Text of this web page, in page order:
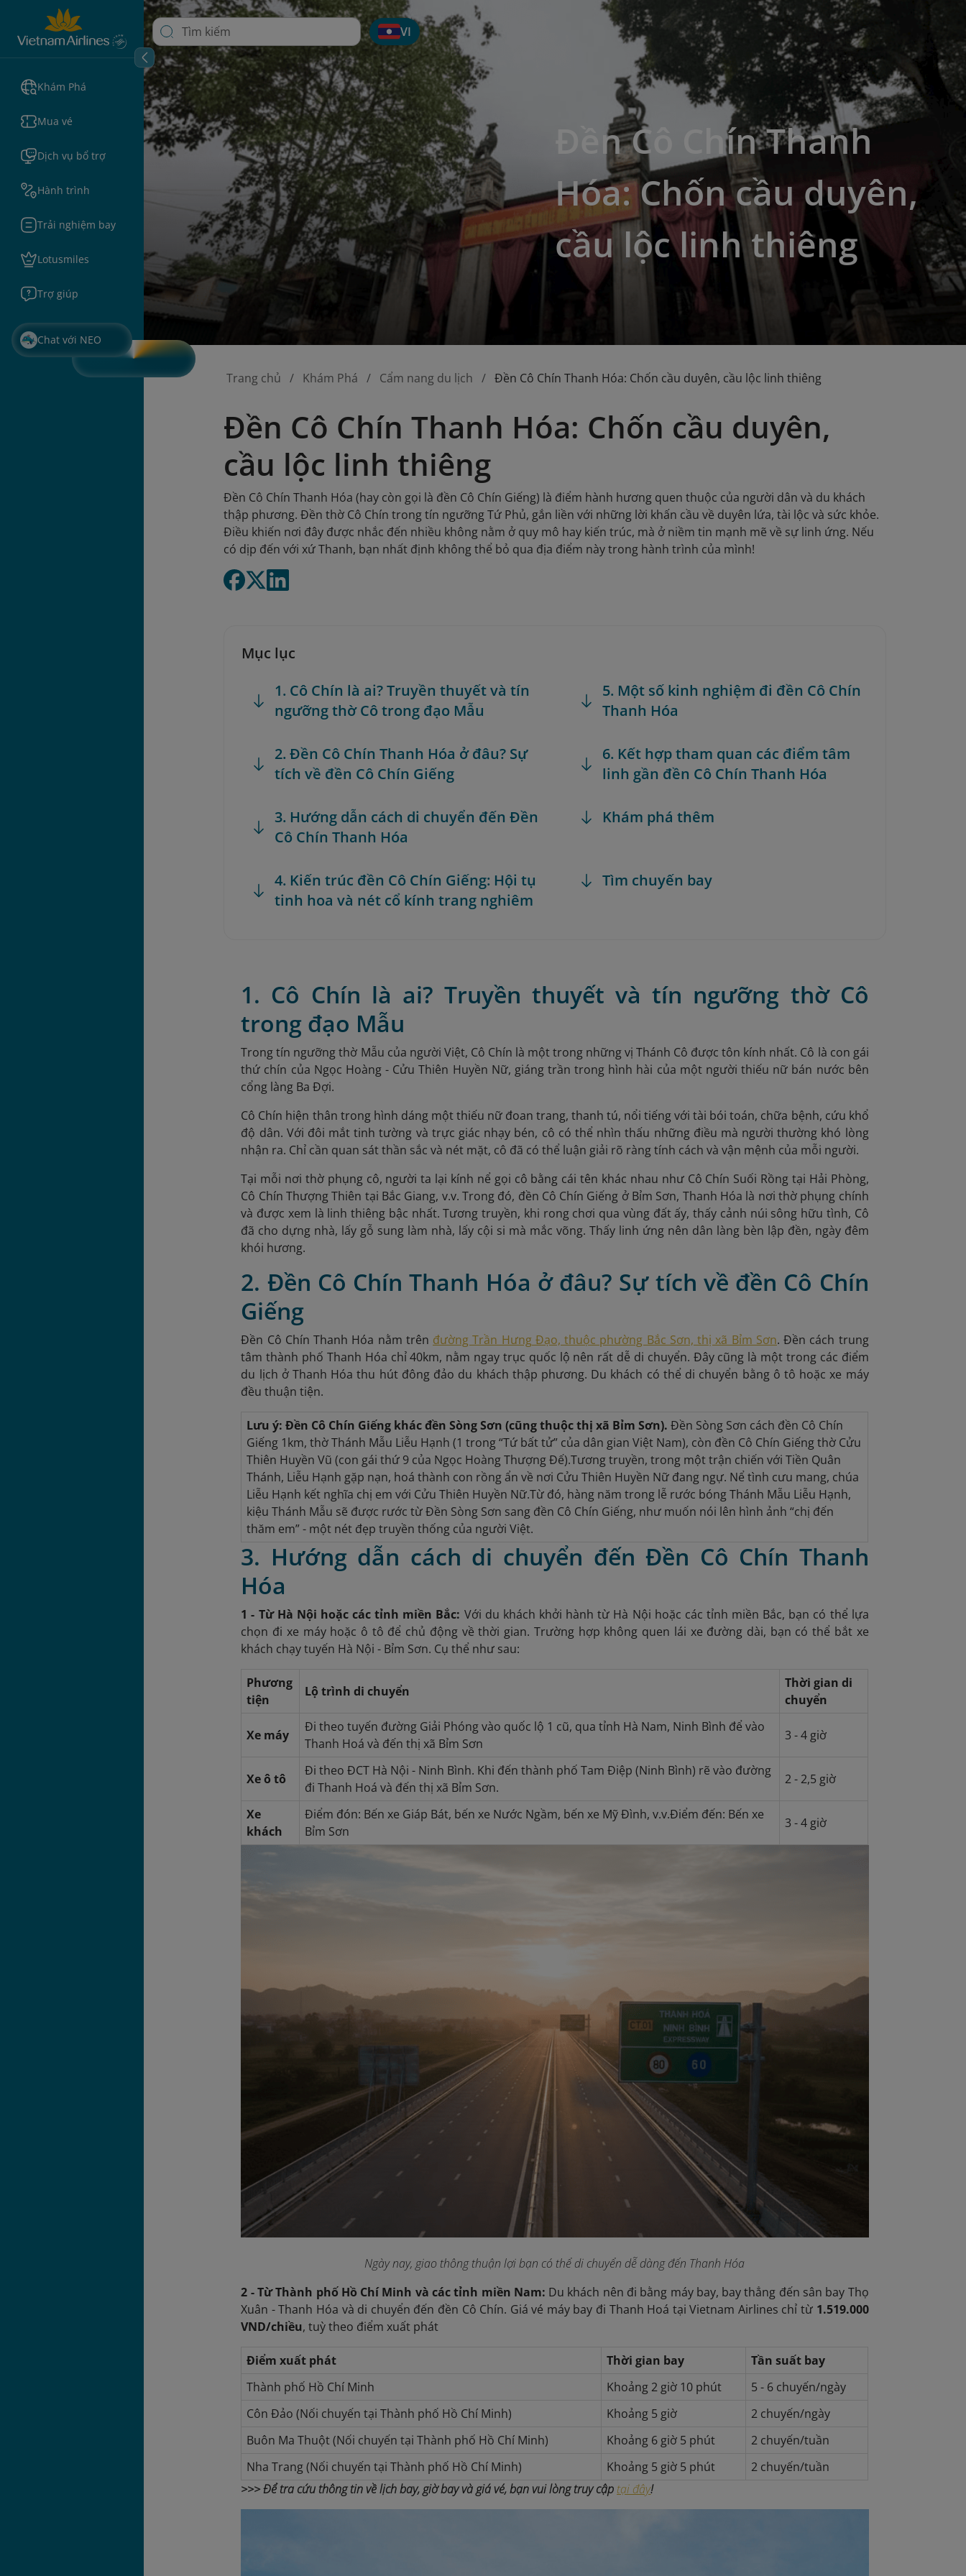
Khám Phá
Mua vé
Dịch vụ bổ trợ
Hành trình
Trải nghiệm bay
Lotusmiles
Trợ giúp
Chat với NEO
VI
Đền Cô Chín Thanh
Hóa: Chốn cầu duyên,
cầu lộc linh thiêng
Trang chủ Khám Phá Cẩm nang du lịch Đền Cô Chín Thanh Hóa: Chốn cầu duyên, cầu lộc linh thiêng
Đền Cô Chín Thanh Hóa: Chốn cầu duyên,
cầu lộc linh thiêng
Đền Cô Chín Thanh Hóa (hay còn gọi là đền Cô Chín Giếng) là điểm hành hương quen thuộc của người dân và du khách
thập phương. Đền thờ Cô Chín trong tín ngưỡng Tứ Phủ, gắn liền với những lời khấn cầu về duyên lứa, tài lộc và sức khỏe.
Điều khiến nơi đây được nhắc đến nhiều không nằm ở quy mô hay kiến trúc, mà ở niềm tin mạnh mẽ về sự linh ứng. Nếu
có dịp đến với xứ Thanh, bạn nhất định không thể bỏ qua địa điểm này trong hành trình của mình!
Mục lục
1. Cô Chín là ai? Truyền thuyết và tín
ngưỡng thờ Cô trong đạo Mẫu
2. Đền Cô Chín Thanh Hóa ở đâu? Sự
tích về đền Cô Chín Giếng
3. Hướng dẫn cách di chuyển đến Đền
Cô Chín Thanh Hóa
4. Kiến trúc đền Cô Chín Giếng: Hội tụ
tinh hoa và nét cổ kính trang nghiêm
5. Một số kinh nghiệm đi đền Cô Chín
Thanh Hóa
6. Kết hợp tham quan các điểm tâm
linh gần đền Cô Chín Thanh Hóa
Khám phá thêm
Tìm chuyến bay
1. Cô Chín là ai? Truyền thuyết và tín ngưỡng thờ Cô
trong đạo Mẫu
Trong tín ngưỡng thờ Mẫu của người Việt, Cô Chín là một trong những vị Thánh Cô được tôn kính nhất. Cô là con gái
thứ chín của Ngọc Hoàng - Cửu Thiên Huyền Nữ, giáng trần trong hình hài của một người thiếu nữ bán nước bên
cổng làng Ba Đợi.
Cô Chín hiện thân trong hình dáng một thiếu nữ đoan trang, thanh tú, nổi tiếng với tài bói toán, chữa bệnh, cứu khổ
độ dân. Với đôi mắt tinh tường và trực giác nhạy bén, cô có thể nhìn thấu những điều mà người thường khó lòng
nhận ra. Chỉ cần quan sát thần sắc và nét mặt, cô đã có thể luận giải rõ ràng tính cách và vận mệnh của mỗi người.
Tại mỗi nơi thờ phụng cô, người ta lại kính nể gọi cô bằng cái tên khác nhau như Cô Chín Suối Rồng tại Hải Phòng,
Cô Chín Thượng Thiên tại Bắc Giang, v.v. Trong đó, đền Cô Chín Giếng ở Bỉm Sơn, Thanh Hóa là nơi thờ phụng chính
và được xem là linh thiêng bậc nhất. Tương truyền, khi rong chơi qua vùng đất ấy, thấy cảnh núi sông hữu tình, Cô
đã cho dựng nhà, lấy gỗ sung làm nhà, lấy cội si mà mắc võng. Thấy linh ứng nên dân làng bèn lập đền, ngày đêm
khói hương.
2. Đền Cô Chín Thanh Hóa ở đâu? Sự tích về đền Cô Chín
Giếng
Đền Cô Chín Thanh Hóa nằm trên đường Trần Hưng Đạo, thuộc phường Bắc Sơn, thị xã Bỉm Sơn. Đền cách trung
tâm thành phố Thanh Hóa chỉ 40km, nằm ngay trục quốc lộ nên rất dễ di chuyển. Đây cũng là một trong các điểm
du lịch ở Thanh Hóa thu hút đông đảo du khách thập phương. Du khách có thể di chuyển bằng ô tô hoặc xe máy
đều thuận tiện.
Lưu ý: Đền Cô Chín Giếng khác đền Sòng Sơn (cũng thuộc thị xã Bỉm Sơn). Đền Sòng Sơn cách đền Cô Chín
Giếng 1km, thờ Thánh Mẫu Liễu Hạnh (1 trong “Tứ bất tử” của dân gian Việt Nam), còn đền Cô Chín Giếng thờ Cửu
Thiên Huyền Vũ (con gái thứ 9 của Ngọc Hoàng Thượng Đế).Tương truyền, trong một trận chiến với Tiền Quân
Thánh, Liễu Hạnh gặp nạn, hoá thành con rồng ẩn về nơi Cửu Thiên Huyền Nữ đang ngự. Nể tình cưu mang, chúa
Liễu Hạnh kết nghĩa chị em với Cửu Thiên Huyền Nữ.Từ đó, hàng năm trong lễ rước bóng Thánh Mẫu Liễu Hạnh,
kiệu Thánh Mẫu sẽ được rước từ Đền Sòng Sơn sang đền Cô Chín Giếng, như muốn nói lên hình ảnh “chị đến
thăm em” - một nét đẹp truyền thống của người Việt.
3. Hướng dẫn cách di chuyển đến Đền Cô Chín Thanh
Hóa
1 - Từ Hà Nội hoặc các tỉnh miền Bắc: Với du khách khởi hành từ Hà Nội hoặc các tỉnh miền Bắc, bạn có thể lựa
chọn đi xe máy hoặc ô tô để chủ động về thời gian. Trường hợp không quen lái xe đường dài, bạn có thể bắt xe
khách chạy tuyến Hà Nội - Bỉm Sơn. Cụ thể như sau:
Phương
tiện
Lộ trình di chuyển
Thời gian di
chuyển
Xe máy
Đi theo tuyến đường Giải Phóng vào quốc lộ 1 cũ, qua tỉnh Hà Nam, Ninh Bình để vào
Thanh Hoá và đến thị xã Bỉm Sơn
3 - 4 giờ
Xe ô tô
Đi theo ĐCT Hà Nội - Ninh Bình. Khi đến thành phố Tam Điệp (Ninh Bình) rẽ vào đường
đi Thanh Hoá và đến thị xã Bỉm Sơn.
2 - 2,5 giờ
Xe
khách
Điểm đón: Bến xe Giáp Bát, bến xe Nước Ngầm, bến xe Mỹ Đình, v.v.Điểm đến: Bến xe
Bỉm Sơn
3 - 4 giờ
Ngày nay, giao thông thuận lợi bạn có thể di chuyển dễ dàng đến Thanh Hóa
2 - Từ Thành phố Hồ Chí Minh và các tỉnh miền Nam: Du khách nên đi bằng máy bay, bay thẳng đến sân bay Thọ
Xuân - Thanh Hóa và di chuyển đến đền Cô Chín. Giá vé máy bay đi Thanh Hoá tại Vietnam Airlines chỉ từ 1.519.000
VND/chiều, tuỳ theo điểm xuất phát
Điểm xuất phát Thời gian bay
Tần suất bay
Thành phố Hồ Chí Minh
Khoảng 2 giờ 10 phút
5 - 6 chuyến/ngày
Côn Đảo (Nối chuyến tại Thành phố Hồ Chí Minh)
Khoảng 5 giờ
2 chuyến/ngày
Buôn Ma Thuột (Nối chuyến tại Thành phố Hồ Chí Minh)
Khoảng 6 giờ 5 phút
2 chuyến/tuần
Nha Trang (Nối chuyến tại Thành phố Hồ Chí Minh)
Khoảng 5 giờ 5 phút
2 chuyến/tuần
>>> Để tra cứu thông tin về lịch bay, giờ bay và giá vé, bạn vui lòng truy cập tại đây!